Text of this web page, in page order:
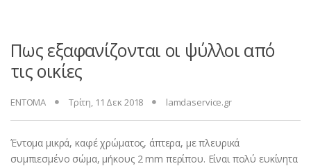
Πως εξαφανίζονται οι ψύλλοι από
τις οικίες
ΕΝΤΟΜΑ Τρίτη, 11 Δεκ 2018 lamdaservice.gr
Έντομα μικρά, καφέ χρώματος, άπτερα, με πλευρικά
συμπιεσμένο σώμα, μήκους 2 mm περίπου. Είναι πολύ ευκίνητα